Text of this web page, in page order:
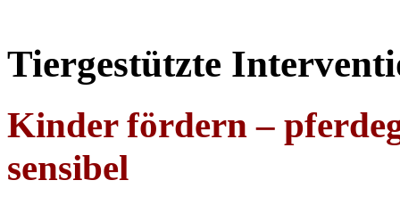
Tiergestützte
Kinder fördern –
sensibel